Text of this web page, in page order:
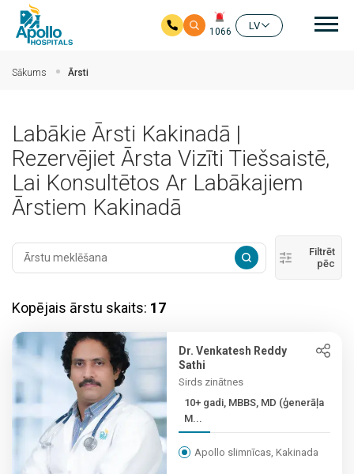
1066
LV
Sākums Ārsti
Labākie Ārsti Kakinadā |
Rezervējiet Ārsta Vizīti Tiešsaistē,
Lai Konsultētos Ar Labākajiem
Ārstiem Kakinadā
Filtrēt
pēc
Kopējais ārstu skaits: 17
Dr. Venkatesh Reddy
Sathi
Sirds zinātnes
10+ gadi, MBBS, MD (ģenerāļa
M...
Apollo slimnīcas, Kakinada